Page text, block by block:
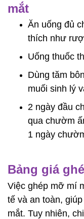
mắt
Ăn uống đủ
thích như
Uống thuốc
Dùng tăm
muối sinh lý
2 ngày đầu
qua chườm
1 ngày
Bảng giá
Việc ghép mỡ mí
tế và an toàn,
mắt. Tuy nhiên,